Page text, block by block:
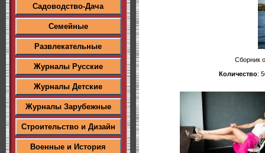
Садоводство-Дача
Семейные
Развлекательные
Журналы Русские
Журналы Детские
Журналы Зарубежные
Строительство и Дизайн
Военные и История
Сборник
Количество: